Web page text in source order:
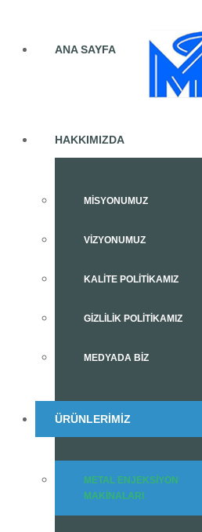
ANA SAYFA
HAKKIMIZDA
MISYONUMUZ
VIZYONUMUZ
KALITE POLITIKAMIZ
GIZLILIK POLITIKAMIZ
MEDYADA BIZ
ÜRÜNLERIMIZ
METAL ENJEKSIYON
MAKINALARI